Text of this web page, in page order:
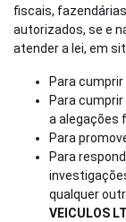
fiscais,
autorizados, se e
atender a lei, em
Para
Para
a alegações
Para
Para
qualquer
VEICULOS